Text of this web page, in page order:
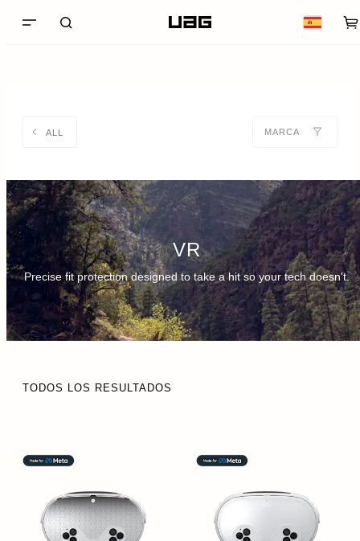
ALL MARCA
VR
Precise fit protection designed to take a hit so your tech doesn't.
TODOS LOS RESULTADOS